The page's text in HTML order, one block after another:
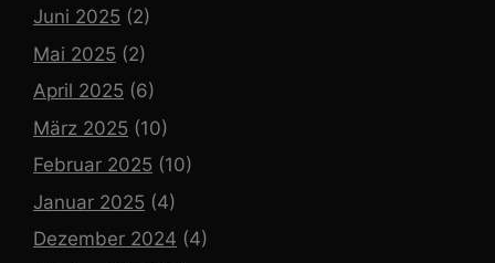
Juni 2025 (2)
Mai 2025 (2)
April 2025 (6)
März 2025 (10)
Februar 2025 (10)
Januar 2025 (4)
Dezember 2024 (4)